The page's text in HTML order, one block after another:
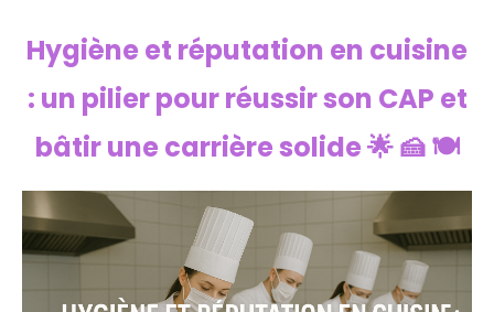
Hygiène et réputation en cuisine
: un pilier pour réussir son CAP et
bâtir une carrière solide 🌟 🍰 🍽️